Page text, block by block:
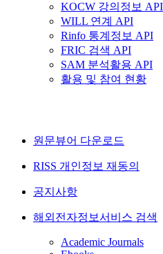
KOCW 강의정보 API
WILL 연계 API
Rinfo 통계정보 API
FRIC 검색 API
SAM 분석활용 API
활용 및 참여 현황
원문뷰어 다운로드
RISS 개인정보 재동의
공지사항
해외전자정보서비스 검색
Academic Journals